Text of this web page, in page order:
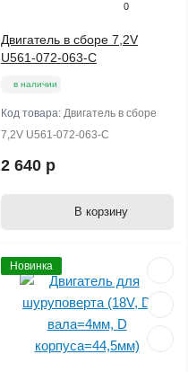
0
Двигатель в сборе 7,2V
U561-072-063-C
в наличии
Код товара: Двигатель в сборе
7,2V U561-072-063-C
2 640 р
В корзину
Новинка